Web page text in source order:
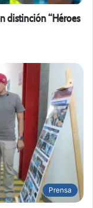
distinción “Héroes
Prensa